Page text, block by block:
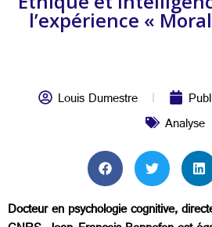
l’expérience «
Louis Dumestre
Analyse
Docteur en psychologie cognitive,